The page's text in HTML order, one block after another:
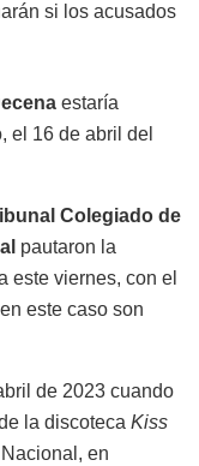
si los acusados
estaría
el 16 de abril del
Colegiado de
pautaron la
este viernes, con el
este caso son
de 2023 cuando
la discoteca Kiss
en